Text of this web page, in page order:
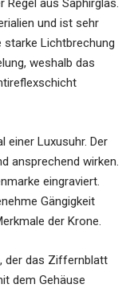
Regel aus Saphirglas.
und ist sehr
Lichtbrechung
weshalb das
einer Luxusuhr. Der
ansprechend wirken.
eingraviert.
Gängigkeit
der Krone.
der das Ziffernblatt
dem Gehäuse